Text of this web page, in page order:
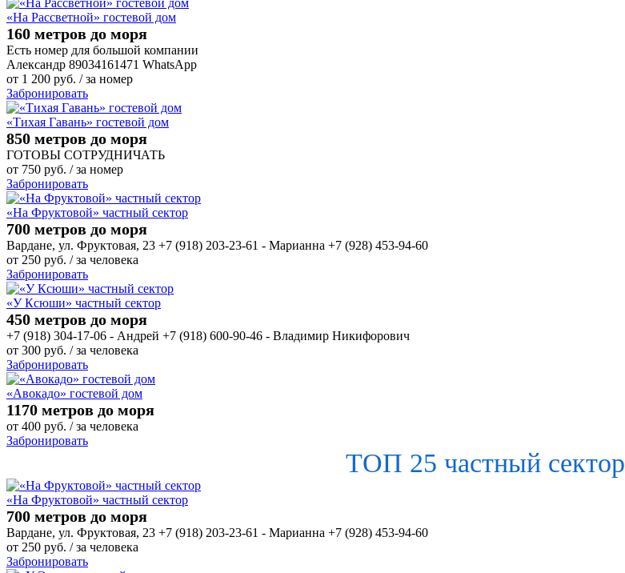
«На Рассветной» гостевой дом
160 метров до моря
Есть номер для большой компании
Александр 89034161471 WhatsApp
от 1 200 руб. / за номер
Забронировать
«Тихая Гавань» гостевой дом
850 метров до моря
ГОТОВЫ СОТРУДНИЧАТЬ
от 750 руб. / за номер
Забронировать
«На Фруктовой» частный сектор
700 метров до моря
Вардане, ул. Фруктовая, 23 +7 (918) 203-23-61 - Марианна +7 (928) 453-94-60
от 250 руб. / за человека
Забронировать
«У Ксюши» частный сектор
450 метров до моря
+7 (918) 304-17-06 - Андрей +7 (918) 600-90-46 - Владимир Никифорович
от 300 руб. / за человека
Забронировать
«Авокадо» гостевой дом
1170 метров до моря
от 400 руб. / за человека
Забронировать
ТОП 25 частный сектор
«На Фруктовой» частный сектор
700 метров до моря
Вардане, ул. Фруктовая, 23 +7 (918) 203-23-61 - Марианна +7 (928) 453-94-60
от 250 руб. / за человека
Забронировать